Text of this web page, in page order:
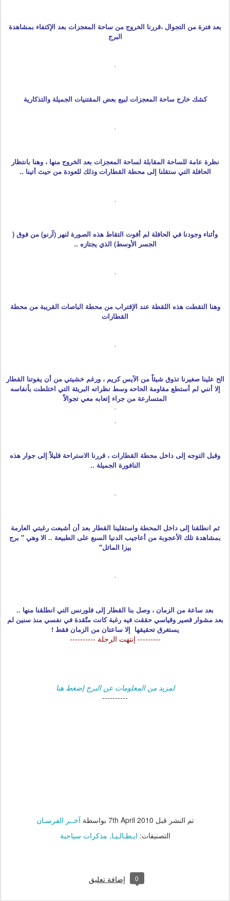
بعد فترة من التجوال ،قررنا الخروج من ساحة المعجزات بعد الإكتفاء بمشاهدة
البرج
كشك خارج ساحة المعجزات لبيع بعض المقتنيات الجميلة والتذكارية
نظرة عامة للساحة المقابلة لساحة المعجزات بعد الخروج منها ، وهنا بانتظار
الحافلة التي ستقلنا إلى محطة القطارات وذلك للعودة من حيث أتينا ..
وأثناء وجودنا في الحافلة لم أفوت التقاط هذه الصورة لنهر (آرنو) من فوق (
الجسر الأوسط) الذي يجتازه ..
وهنا التقطت هذه اللقطة عند الإقتراب من محطة الباصات القريبة من محطة
القطارات
الح علينا صغيرنا تذوق شيئاً من الآيس كريم ، ورغم خشيتي من أن يفوتنا القطار
إلا أنني لم أستطع مقاومة الحاحه وسط نظراته البريئة التي اختلطت بأنفاسه
المتسارعة من جراء إتعابه معي تجوالاً
وقبل التوجه إلى داخل محطة القطارات ، قررنا الاستراحة قليلاً إلى جوار هذه
النافورة الجميلة ..
ثم انطلقنا إلى داخل المحطة واستقلينا القطار بعد أن أشبعت رغبتي العارمة
بمشاهدة تلك الأعجوبة من أعاجيب الدنيا السبع على الطبيعة .. الا وهي " برج
بيزا المائل"
بعد ساعة من الزمان ، وصل بنا القطار إلى فلورنس التي انطلقنا منها ..
بعد مشوار قصير وقياسي حققت فيه رغبة كانت متّقدة في نفسي منذ سنين لم
يستغرق تحقيقها إلا ساعتان من الزمان فقط !
--------- إنتهت الرحلة ----------
لمزيد من المعلومات عن البرج إضغط هنا
----------
تم النشر قبل 7th April 2010 بواسطةآخــر الفرسـان
التصنيفات: ايـطـالـيـا مذكرات سياحية
0 إضافة تعليق